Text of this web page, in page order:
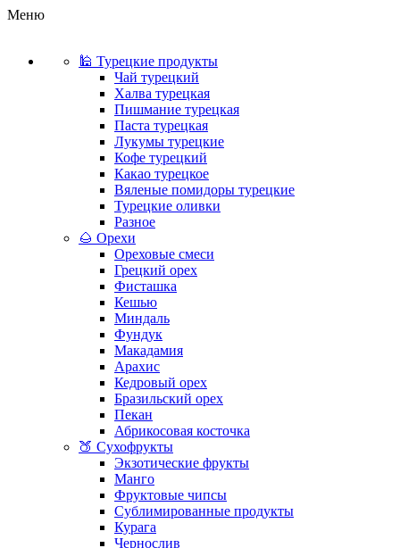
Меню
🕌 Турецкие продукты
Чай турецкий
Халва турецкая
Пишмание турецкая
Паста турецкая
Лукумы турецкие
Кофе турецкий
Какао турецкое
Вяленые помидоры турецкие
Турецкие оливки
Разное
🌰 Орехи
Ореховые смеси
Грецкий орех
Фисташка
Кешью
Миндаль
Фундук
Макадамия
Арахис
Кедровый орех
Бразильский орех
Пекан
Абрикосовая косточка
🍑 Сухофрукты
Экзотические фрукты
Манго
Фруктовые чипсы
Сублимированные продукты
Курага
Чернослив